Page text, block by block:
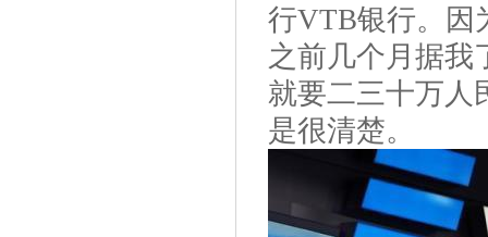
行VTB银行。因
之前几个月据我
就要二三十万人
是很清楚。